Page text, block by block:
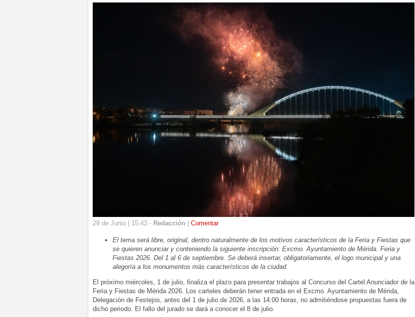
29 de Junio | 15:43 - Redacción | Comentar
El tema será libre, original, dentro naturalmente de los motivos característicos de la Feria y Fiestas que
se quieren anunciar y conteniendo la siguiente inscripción: Excmo. Ayuntamiento de Mérida. Feria y
Fiestas 2026. Del 1 al 6 de septiembre. Se deberá insertar, obligatoriamente, el logo municipal y una
alegoría a los monumentos más característicos de la ciudad.
El próximo miércoles, 1 de julio, finaliza el plazo para presentar trabajos al Concurso del Cartel Anunciador de la
Feria y Fiestas de Mérida 2026. Los carteles deberán tener entrada en el Excmo. Ayuntamiento de Mérida,
Delegación de Festejos, antes del 1 de julio de 2026, a las 14:00 horas, no admitiéndose propuestas fuera de
dicho periodo. El fallo del jurado se dará a conocer el 8 de julio.